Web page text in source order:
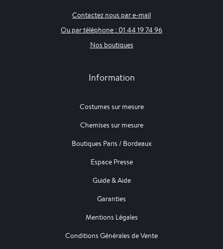
Contactez nous par e-mail
Ou par téléphone : 01 44 19 74 96
Nos boutiques
Information
Costumes sur mesure
Chemises sur mesure
Boutiques Paris / Bordeaux
Espace Presse
Guide & Aide
Garanties
Mentions Légales
Conditions Générales de Vente